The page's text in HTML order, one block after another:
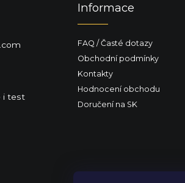
i test
Informace
FAQ / Časté dotazy
Obchodní podmínky
Kontakty
Hodnocení obchodu
Doručení na SK